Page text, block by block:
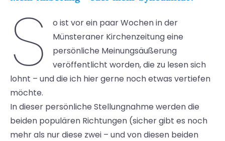
S
o ist vor ein paar Wochen in der
Münsteraner Kirchenzeitung eine
persönliche Meinungsäußerung
veröffentlicht worden, die zu lesen sich
lohnt – und die ich hier gerne noch etwas vertiefen
möchte.
In dieser persönliche Stellungnahme werden die
beiden populären Richtungen (sicher gibt es noch
mehr als nur diese zwei – und von diesen beiden